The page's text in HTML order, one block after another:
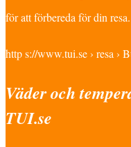
för att förbereda för din resa.
http s://www.tui.se › resa ›
Väder och
TUI.se